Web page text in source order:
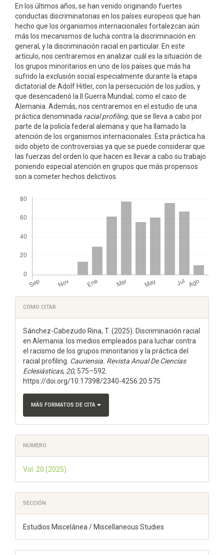
En los últimos años, se han venido originando fuertes
conductas discriminatorias en los países europeos que han
hecho que los organismos internacionales fortalezcan aún
más los mecanismos de lucha contra la discriminación en
general, y la discriminación racial en particular. En este
artículo, nos centraremos en analizar cuál es la situación de
los grupos minoritarios en uno de los países que más ha
sufrido la exclusión social especialmente durante la etapa
dictatorial de Adolf Hitler, con la persecución de los judíos, y
que desencadenó la II Guerra Mundial; como el caso de
Alemania. Además, nos centraremos en el estudio de una
práctica denominada racial profiling, que se lleva a cabo por
parte de la policía federal alemana y que ha llamado la
atención de los organismos internacionales. Esta práctica ha
sido objeto de controversias ya que se puede considerar que
las fuerzas del orden lo que hacen es llevar a cabo su trabajo
poniendo especial atención en grupos que más propensos
son a cometer hechos delictivos.
Detalles
del
artículo
CÓMO CITAR
Sánchez-Cabezudo Rina, T. (2025). Discriminación racial
en Alemania: los medios empleados para luchar contra
el racismo de los grupos minoritarios y la práctica del
racial profiling. Cauriensia. Revista Anual De Ciencias
Eclesiásticas, 20, 575–592.
https://doi.org/10.17398/2340-4256.20.575
MÁS FORMATOS DE CITA
NÚMERO
Vol. 20 (2025)
SECCIÓN
Estudios Miscelánea / Miscellaneous Studies